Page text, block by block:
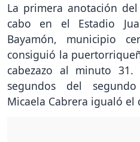
La primera anotación
cabo en el Estadio
Bayamón, municipio
consiguió la
cabezazo al minuto
segundos del
Micaela Cabrera igualó el